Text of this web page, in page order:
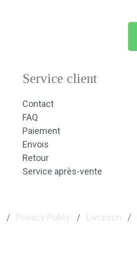
Service client
Contact
FAQ
Paiement
Envois
Retour
Service après-vente
/ Privacy Policy / Livraison /